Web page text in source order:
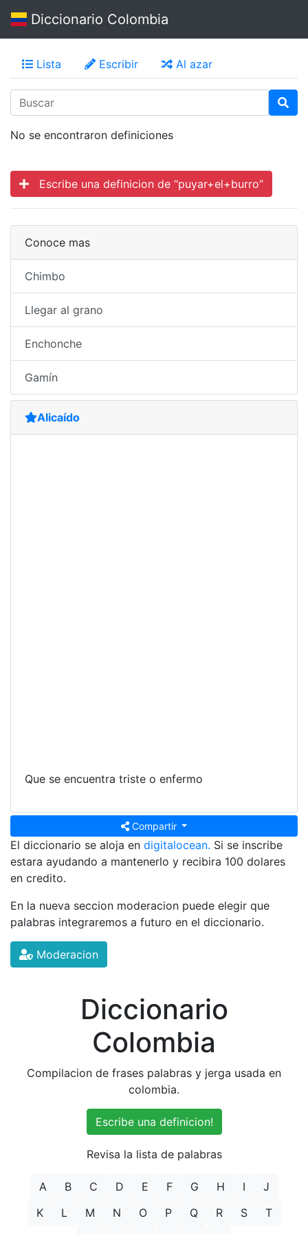
Diccionario Colombia
Lista Escribir Al azar
No se encontraron definiciones
Escribe una definicion de “puyar+el+burro”
Conoce mas
Chimbo
Llegar al grano
Enchonche
Gamín
Alicaído
Que se encuentra triste o enfermo
Compartir
El diccionario se aloja en digitalocean. Si se inscribe
estara ayudando a mantenerlo y recibira 100 dolares
en credito.
En la nueva seccion moderacion puede elegir que
palabras integraremos a futuro en el diccionario.
Moderacion
Diccionario
Colombia
Compilacion de frases palabras y jerga usada en
colombia.
Escribe una definicion!
Revisa la lista de palabras
A B C D E F G H I
J
K
L M N O P Q R S
T